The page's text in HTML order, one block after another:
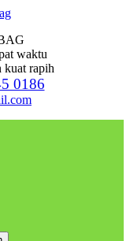
waktu
kuat rapih
0186